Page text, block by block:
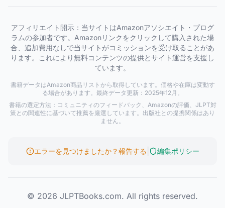
アフィリエイト開示：当サイトはAmazonアソシエイト・プログ
ラムの参加者です。Amazonリンクをクリックして購入された場
合、追加費用なしで当サイトがコミッションを受け取ることがあ
ります。これにより無料コンテンツの提供とサイト運営を支援し
ています。
書籍データはAmazon商品リストから取得しています。価格や在庫は変動す
る場合があります。最終データ更新：2025年12月。
書籍の選定方法：コミュニティのフィードバック、Amazonの評価、JLPT対
策との関連性に基づいて推薦を厳選しています。出版社との提携関係はあり
ません。
エラーを見つけましたか？報告する 編集ポリシー
© 2026 JLPTBooks.com. All rights reserved.